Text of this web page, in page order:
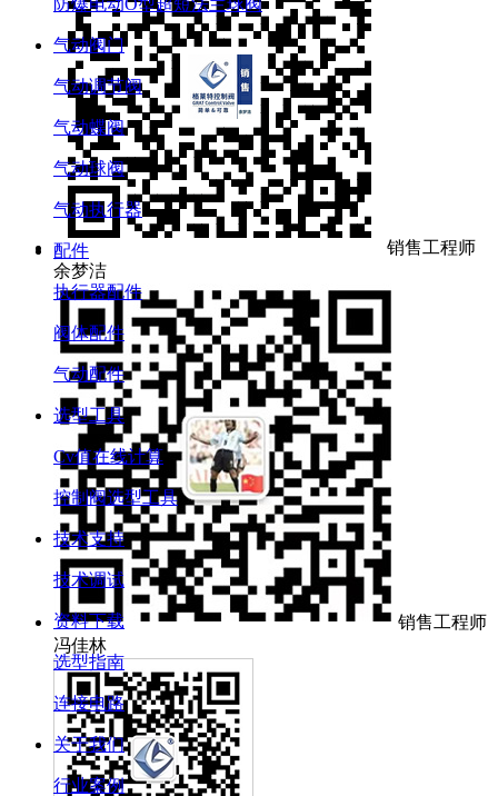
防爆电动O型超短法兰球阀
气动阀门
气动调节阀
气动蝶阀
气动球阀
气动执行器
配件
执行器配件
阀体配件
气动配件
选型工具
Cv值在线计算
控制阀选型工具
技术支持
技术调试
资料下载
选型指南
连接电路
关于我们
行业案例
销售工程师
余梦洁
销售工程师
冯佳林